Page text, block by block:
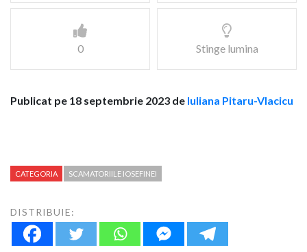
0 Stinge lumina
Publicat pe 18 septembrie 2023 de Iuliana Pitaru-Vlacicu
CATEGORIA SCAMATORIILE IOSEFINEI
DISTRIBUIE: